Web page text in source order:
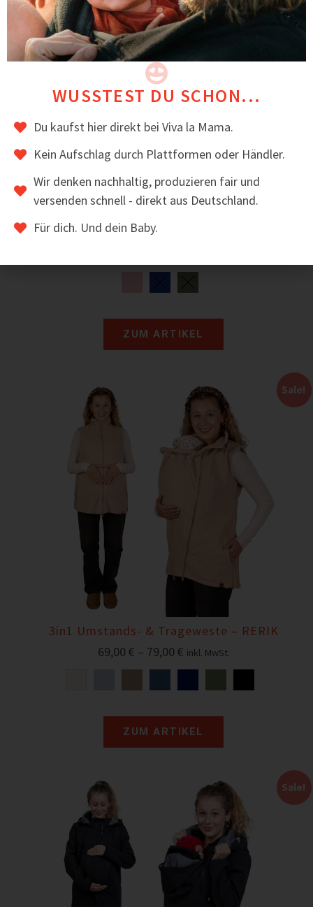
Baby-Booties aus Softshell
ZUM ARTIKEL
Sale!
3in1 Umstands- & Trageweste – RERIK
69,00 € – 79,00 € inkl. MwSt.
ZUM ARTIKEL
Sale!
WUSSTEST DU SCHON...
Du kaufst hier direkt bei Viva la Mama.
Kein Aufschlag durch Plattformen oder Händler.
Wir denken nachhaltig, produzieren fair und
versenden schnell - direkt aus Deutschland.
Für dich. Und dein Baby.